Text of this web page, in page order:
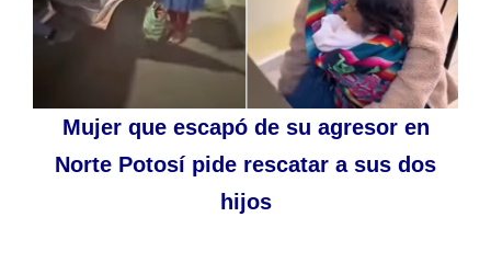
Mujer que escapó de su agresor en
Norte Potosí pide rescatar a sus dos
hijos